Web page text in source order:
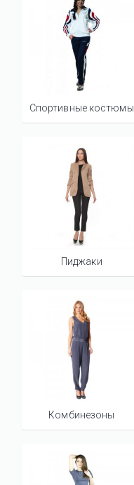
Спортивные костюмы
Пиджаки
Комбинезоны